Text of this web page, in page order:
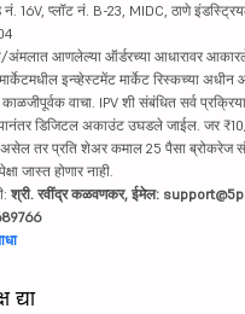
नं. 16V, प्लॉट नं. B-23, MIDC, ठाणे
आणलेल्या ऑर्डरच्या आधारावर
इन्व्हेस्टमेंट मार्केट रिस्कच्या अधीन
वाचा. IPV शी संबंधित सर्व
डिजिटल अकाउंट उघडले जाईल. जर
असेल तर प्रति शेअर कमाल 25 पैसा
जास्त होणार नाही.
श्री. रवींद्र कळवणकर, ईमेल:
द्या